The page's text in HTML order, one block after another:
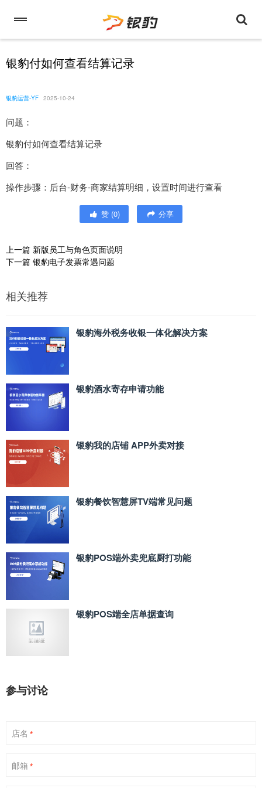
银豹付如何查看结算记录
银豹运营-YF 2025-10-24
问题：
银豹付如何查看结算记录
回答：
操作步骤：后台-财务-商家结算明细，设置时间进行查看
赞 (0) 分享
上一篇 新版员工与角色页面说明
下一篇 银豹电子发票常遇问题
相关推荐
银豹海外税务收银一体化解决方案
银豹酒水寄存申请功能
银豹我的店铺 APP外卖对接
银豹餐饮智慧屏TV端常见问题
银豹POS端外卖兜底厨打功能
银豹POS端全店单据查询
参与讨论
店名 *
邮箱 *